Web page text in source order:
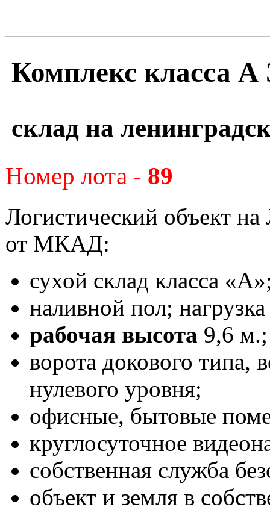
Комплекс класса А
склад на
Номер лота - 89
Логистический объект
от МКАД:
сухой склад класса
наливной пол;
рабочая высота 9,6 м.;
ворота докового типа,
нулевого уровня;
офисные, бытовые
круглосуточное
собственная служба
объект и земля в